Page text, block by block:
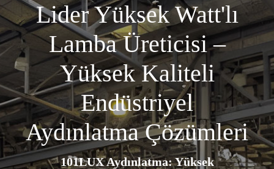
Lider Yüksek Watt'lı
Lamba Üreticisi –
Yüksek Kaliteli
Endüstriyel
Aydınlatma Çözümleri
101LUX Aydınlatma: Yüksek